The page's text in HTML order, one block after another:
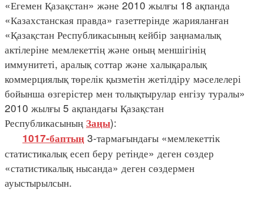
«Егемен Қазақстан» және 2010 жылғы 18 ақпанда
«Казахстанская правда» газеттерінде жарияланған
«Қазақстан Республикасының кейбір заңнамалық
актілеріне мемлекеттің және оның меншігінің
иммунитеті, аралық соттар және халықаралық
коммерциялық төрелік қызметін жетілдіру мәселелері
бойынша өзгерістер мен толықтырулар енгізу туралы»
2010 жылғы 5 ақпандағы Қазақстан
Республикасының Заңы):
1017-баптың 3-тармағындағы «мемлекеттік
статистикалық есеп беру ретінде» деген сөздер
«статистикалық нысанда» деген сөздермен
ауыстырылсын.